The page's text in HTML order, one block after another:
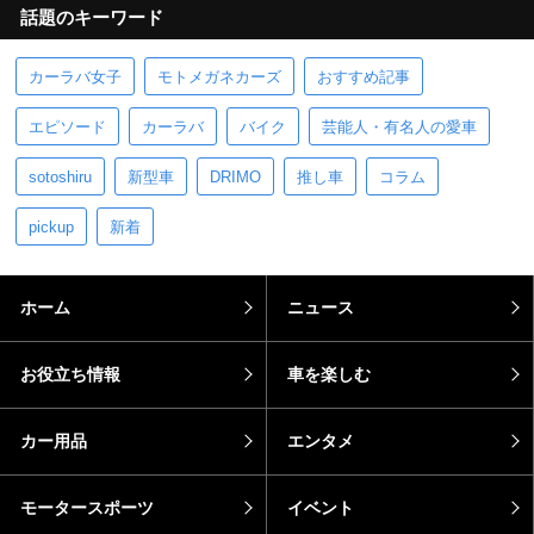
話題のキーワード
カーラバ女子 モトメガネカーズ おすすめ記事
エピソード カーラバ バイク 芸能人・有名人の愛車
sotoshiru 新型車 DRIMO 推し車 コラム
pickup 新着
ホーム ニュース
お役立ち情報 車を楽しむ
カー用品 エンタメ
モータースポーツ イベント